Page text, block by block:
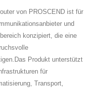
von PROSCEND ist für
und
konzipiert, die eine
Produkt unterstützt
für
Transport,